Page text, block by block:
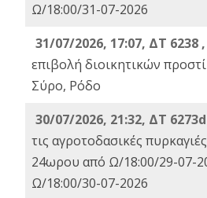
Ω/18:00/31-07-2026
31/07/2026, 17:07, ΔΤ 6238 ,
επιβολή διοικητικών
Σύρο, Ρόδο
30/07/2026, 21:32, ΔΤ
τις αγροτοδασικές
24ωρου από Ω/18:00/29-07-
Ω/18:00/30-07-2026